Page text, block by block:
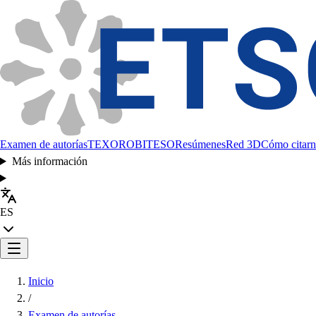
Examen de autoríasTEXOROBITESOResúmenesRed 3DCómo
Más información
ES
Inicio
/